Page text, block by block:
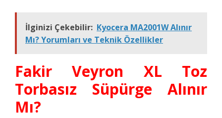
İlginizi Çekebilir: Kyocera MA2001W Alınır
Mı? Yorumları ve Teknik Özellikler
Fakir Veyron XL Toz
Torbasız Süpürge Alınır
Mı?